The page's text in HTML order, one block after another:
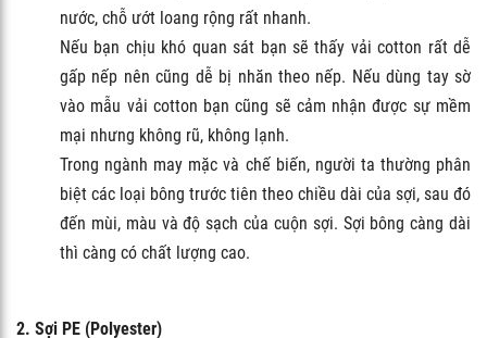
nước, chỗ ướt loang rộng rất nhanh.
Nếu bạn chịu khó quan sát bạn sẽ thấy vải cotton rất dễ
gấp nếp nên cũng dễ bị nhăn theo nếp. Nếu dùng tay sờ
vào mẫu vải cotton bạn cũng sẽ cảm nhận được sự mềm
mại nhưng không rũ, không lạnh.
Trong ngành may mặc và chế biến, người ta thường phân
biệt các loại bông trước tiên theo chiều dài của sợi, sau đó
đến mùi, màu và độ sạch của cuộn sợi. Sợi bông càng dài
thì càng có chất lượng cao.
2. Sợi PE (Polyester)